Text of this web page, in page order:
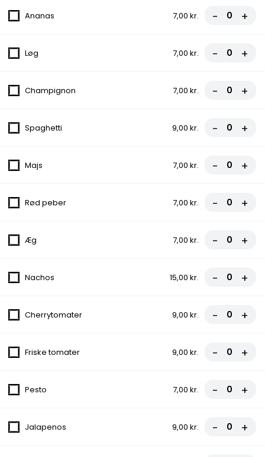
Tomatsauce, Ost, Skinke
Tomatsauce, Ost, Pepperoni
Tomatsauce, Ost, Skinke, Ananas
fra
5.Fcm Special Pizza
fra
6.Toska Pizza
Champignon, Creme fraiche
7.Musti Special Pizza
Bacon
Ananas 7,00 kr. - +
Løg 7,00 kr. - +
Champignon 7,00 kr. - +
Spaghetti 9,00 kr. - +
Majs 7,00 kr. - +
Rød peber 7,00 kr. - +
Æg 7,00 kr. - +
Nachos 15,00 kr. - +
Cherrytomater 9,00 kr. - +
Friske tomater 9,00 kr. - +
Pesto 7,00 kr. - +
Jalapenos 9,00 kr. - +